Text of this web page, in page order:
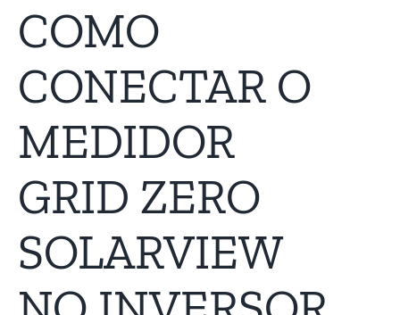
COMO
CONECTAR O
MEDIDOR
GRID ZERO
SOLARVIEW